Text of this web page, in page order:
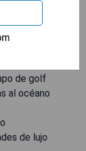
de golf
al océano
de lujo